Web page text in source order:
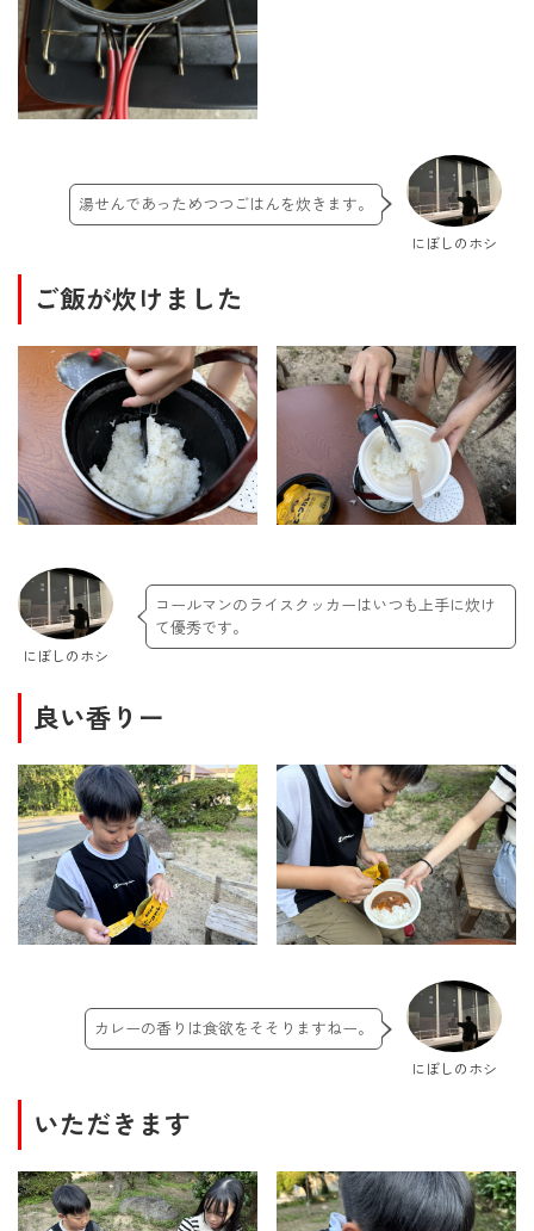
にぼしのホシ
湯せんであっためつつごはんを炊きます。
ご飯が炊けました
にぼしのホシ
コールマンのライスクッカーはいつも上手に炊け
て優秀です。
良い香りー
にぼしのホシ
カレーの香りは食欲をそそりますねー。
いただきます